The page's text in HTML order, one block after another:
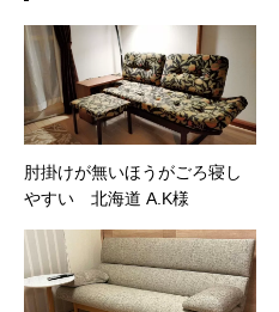
肘掛けが無いほうがごろ寝し
やすい 北海道 A.K様